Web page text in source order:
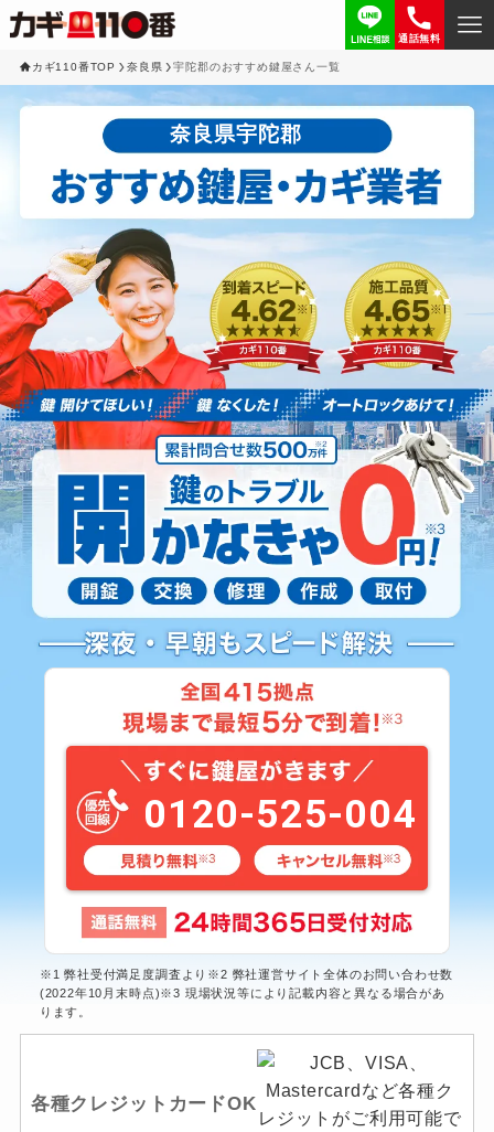
通話無料
カギ110番TOP 奈良県 宇陀郡のおすすめ鍵屋さん一覧
奈良県宇陀郡
0120-525-004
※1 弊社受付満足度調査より※2 弊社運営サイト全体のお問い合わせ数
(2022年10月末時点)※3 現場状況等により記載内容と異なる場合があ
ります。
各種クレジットカードOK